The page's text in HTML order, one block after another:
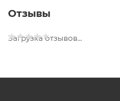
Отзывы
Загрузка отзывов...